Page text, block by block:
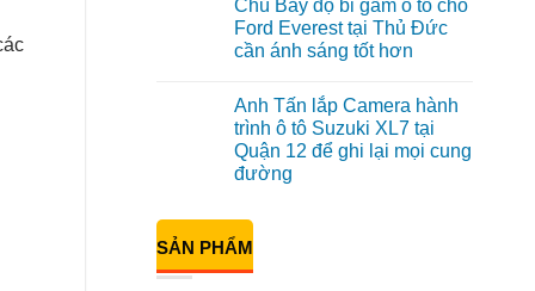
Quận
12
hình
ô
tô
Minio
Suzuki
XL7
tại
Quận
9
vì
tiện
bình
luận
ở
Anh
Android
box
Geely
EX2
tại
Quận
cấp
giải
trí
Chú Bảy độ bi gầm ô tô cho
Ford Everest tại Thủ Đức
cần ánh sáng tốt hơn
bình
luận
ở
Chú
Bảy
độ
tô
Ford
Anh Tấn lắp Camera hành
trình ô tô Suzuki XL7 tại
Quận 12 để ghi lại mọi cung
đường
bình
luận
ở
Anh
SẢN PHẨM